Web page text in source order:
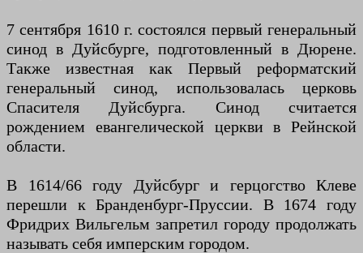
7 сентября 1610 г. состоялся первый генеральный
синод в Дуйсбурге, подготовленный в Дюрене.
Также известная как Первый реформатский
генеральный синод, использовалась церковь
Спасителя Дуйсбурга. Синод считается
рождением евангелической церкви в Рейнской
области.
В 1614/66 году Дуйсбург и герцогство Клеве
перешли к Бранденбург-Пруссии. В 1674 году
Фридрих Вильгельм запретил городу продолжать
называть себя имперским городом.